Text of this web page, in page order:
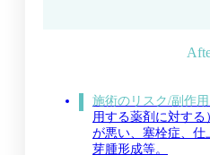
施術のリスク/副作用
用する薬剤に対す
が悪い、塞栓症、仕
芽腫形成等。